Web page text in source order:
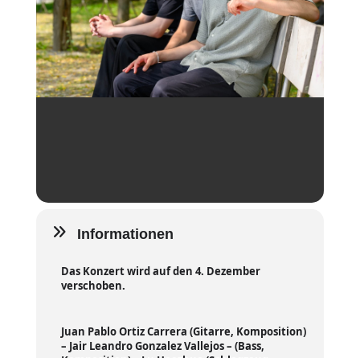
Informationen
Das Konzert wird auf den 4. Dezember
verschoben.
Juan Pablo Ortiz Carrera (Gitarre, Komposition)
– Jair Leandro Gonzalez Vallejos – (Bass,